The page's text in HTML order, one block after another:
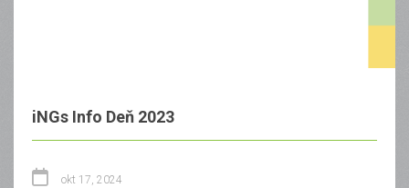
iNGs Info Deň 2023
okt 17, 2024